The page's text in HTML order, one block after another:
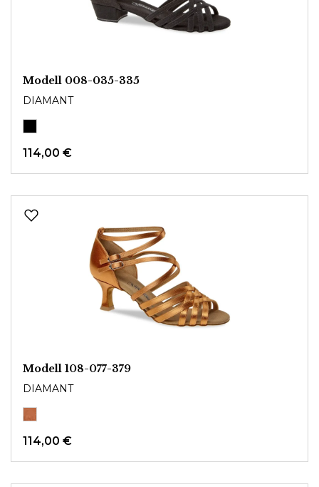
Modell 008-035-335
DIAMANT
114,00 €
Modell 108-077-379
DIAMANT
114,00 €